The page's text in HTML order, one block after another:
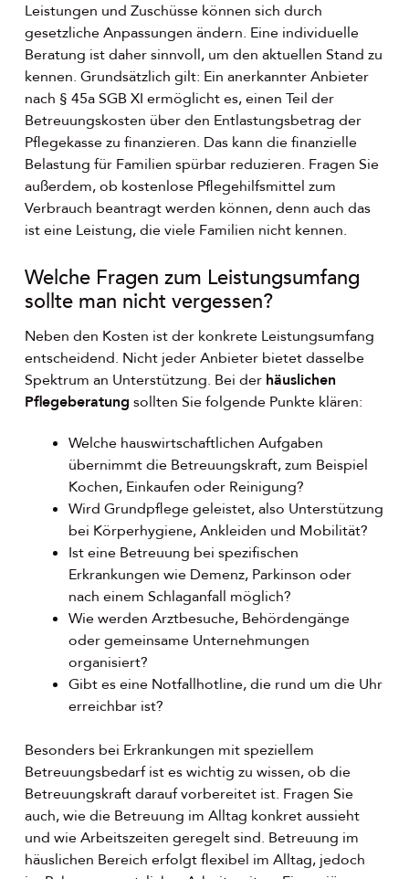
Leistungen und Zuschüsse können sich durch
gesetzliche Anpassungen ändern. Eine individuelle
Beratung ist daher sinnvoll, um den aktuellen Stand zu
kennen. Grundsätzlich gilt: Ein anerkannter Anbieter
nach § 45a SGB XI ermöglicht es, einen Teil der
Betreuungskosten über den Entlastungsbetrag der
Pflegekasse zu finanzieren. Das kann die finanzielle
Belastung für Familien spürbar reduzieren. Fragen Sie
außerdem, ob kostenlose Pflegehilfsmittel zum
Verbrauch beantragt werden können, denn auch das
ist eine Leistung, die viele Familien nicht kennen.
Welche Fragen zum Leistungsumfang
sollte man nicht vergessen?
Neben den Kosten ist der konkrete Leistungsumfang
entscheidend. Nicht jeder Anbieter bietet dasselbe
Spektrum an Unterstützung. Bei der häuslichen
Pflegeberatung sollten Sie folgende Punkte klären:
Welche hauswirtschaftlichen Aufgaben
übernimmt die Betreuungskraft, zum Beispiel
Kochen, Einkaufen oder Reinigung?
Wird Grundpflege geleistet, also Unterstützung
bei Körperhygiene, Ankleiden und Mobilität?
Ist eine Betreuung bei spezifischen
Erkrankungen wie Demenz, Parkinson oder
nach einem Schlaganfall möglich?
Wie werden Arztbesuche, Behördengänge
oder gemeinsame Unternehmungen
organisiert?
Gibt es eine Notfallhotline, die rund um die Uhr
erreichbar ist?
Besonders bei Erkrankungen mit speziellem
Betreuungsbedarf ist es wichtig zu wissen, ob die
Betreuungskraft darauf vorbereitet ist. Fragen Sie
auch, wie die Betreuung im Alltag konkret aussieht
und wie Arbeitszeiten geregelt sind. Betreuung im
häuslichen Bereich erfolgt flexibel im Alltag, jedoch